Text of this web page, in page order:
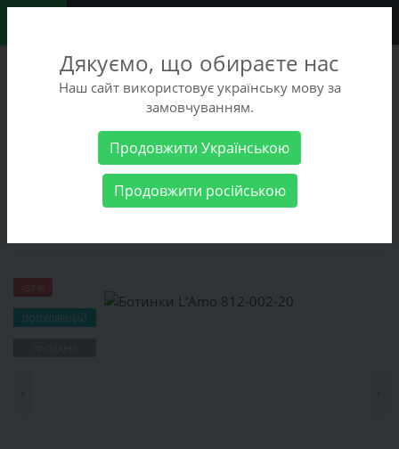
+38 (068) 486-90-09
+38 (093) 486-90-09
Женские товары Женская обувь Ботинки
-37%
ПОПУЛЯРНЫЙ
Дякуємо, що обираєте нас
Наш сайт використовує українську мову за
замовчуванням.
Продовжити Українською
Продовжити російською